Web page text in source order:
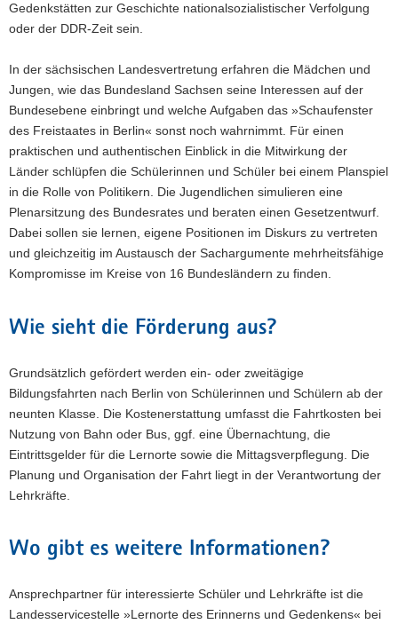
Gedenkstätten zur Geschichte nationalsozialistischer Verfolgung
oder der DDR-Zeit sein.
In der sächsischen Landesvertretung erfahren die Mädchen und
Jungen, wie das Bundesland Sachsen seine Interessen auf der
Bundesebene einbringt und welche Aufgaben das »Schaufenster
des Freistaates in Berlin« sonst noch wahrnimmt. Für einen
praktischen und authentischen Einblick in die Mitwirkung der
Länder schlüpfen die Schülerinnen und Schüler bei einem Planspiel
in die Rolle von Politikern. Die Jugendlichen simulieren eine
Plenarsitzung des Bundesrates und beraten einen Gesetzentwurf.
Dabei sollen sie lernen, eigene Positionen im Diskurs zu vertreten
und gleichzeitig im Austausch der Sachargumente mehrheitsfähige
Kompromisse im Kreise von 16 Bundesländern zu finden.
Wie sieht die Förderung aus?
Grundsätzlich gefördert werden ein- oder zweitägige
Bildungsfahrten nach Berlin von Schülerinnen und Schülern ab der
neunten Klasse. Die Kostenerstattung umfasst die Fahrtkosten bei
Nutzung von Bahn oder Bus, ggf. eine Übernachtung, die
Eintrittsgelder für die Lernorte sowie die Mittagsverpflegung. Die
Planung und Organisation der Fahrt liegt in der Verantwortung der
Lehrkräfte.
Wo gibt es weitere Informationen?
Ansprechpartner für interessierte Schüler und Lehrkräfte ist die
Landesservicestelle »Lernorte des Erinnerns und Gedenkens« bei